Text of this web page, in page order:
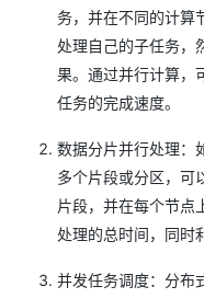
务，并在不同的计算
处理自己的子任务，
果。通过并行计算，
任务的完成速度。
数据分片并行处理：
多个片段或分区，可
片段，并在每个节点
处理的总时间，同时
并发任务调度：分布